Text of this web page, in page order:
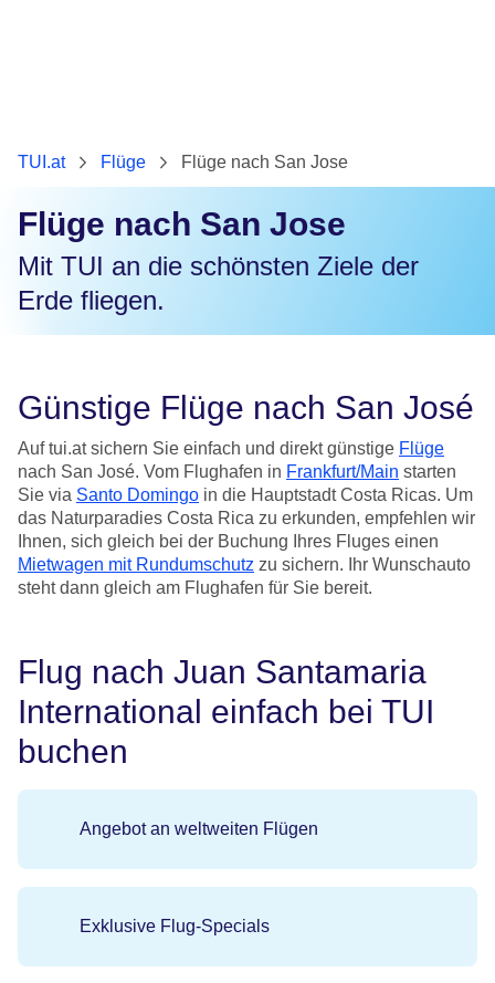
TUI.at Flüge Flüge nach San Jose
Flüge nach San Jose
Mit TUI an die schönsten Ziele der
Erde fliegen.
Günstige Flüge nach San José
Auf tui.at sichern Sie einfach und direkt günstige Flüge
nach San José. Vom Flughafen in Frankfurt/Main starten
Sie via Santo Domingo in die Hauptstadt Costa Ricas. Um
das Naturparadies Costa Rica zu erkunden, empfehlen wir
Ihnen, sich gleich bei der Buchung Ihres Fluges einen
Mietwagen mit Rundumschutz zu sichern. Ihr Wunschauto
steht dann gleich am Flughafen für Sie bereit.
Flug nach Juan Santamaria
International einfach bei TUI
buchen
Angebot an weltweiten Flügen
Exklusive Flug-Specials